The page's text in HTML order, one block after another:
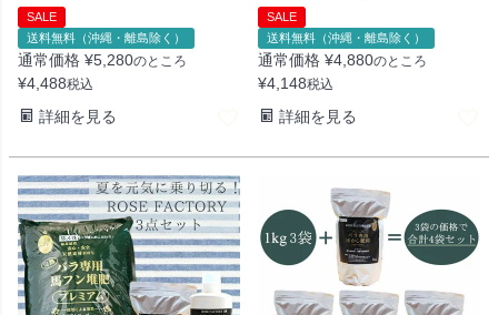
SALE
送料無料（沖縄・離島除く）
通常価格 ¥5,280のところ
¥4,488税込
詳細を見る
SALE
送料無料（沖縄・離島除く）
通常価格 ¥4,880のところ
¥4,148税込
詳細を見る